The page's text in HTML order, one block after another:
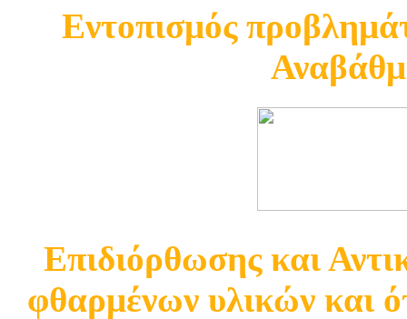
Εντοπισμός
Επιδιόρθωσης και
φθαρμένων υλικών και